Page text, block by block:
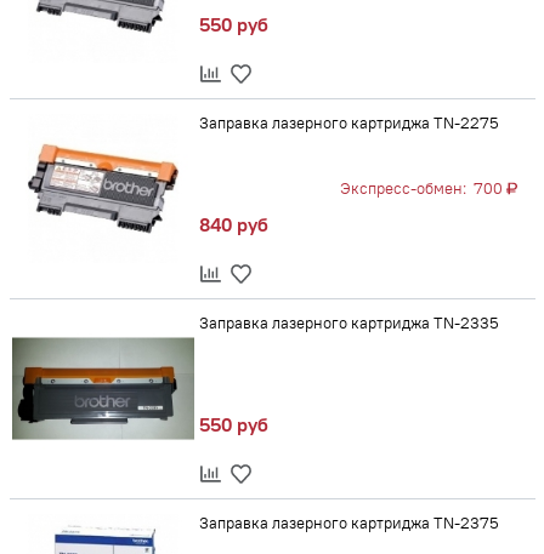
550 руб
Заправка лазерного картриджа TN-2275
Экспресс-обмен:700
840 руб
Заправка лазерного картриджа TN-2335
550 руб
Заправка лазерного картриджа TN-2375